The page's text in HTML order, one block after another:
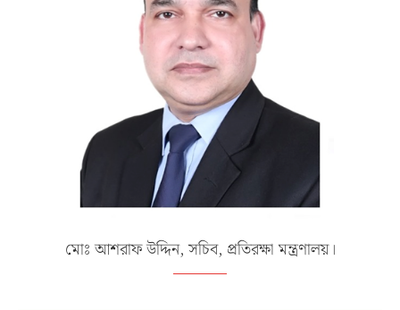
মোঃ আশরাফ উদ্দিন, সচিব, প্রতিরক্ষা মন্ত্রণালয়।